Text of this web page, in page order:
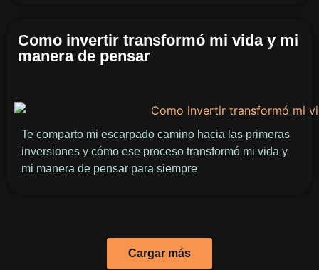
Como invertir transformó mi vida y mi
manera de pensar
Te comparto mi escarpado camino hacia las primeras
inversiones y cómo ese proceso transformó mi vida y
mi manera de pensar para siempre
Cargar más